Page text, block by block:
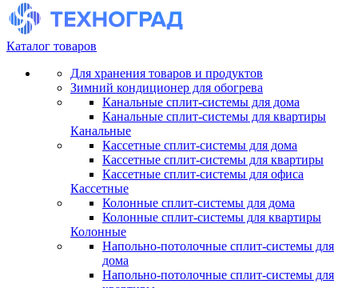
Каталог товаров
Для хранения товаров и продуктов
Зимний кондиционер для обогрева
Канальные сплит-системы для дома
Канальные сплит-системы для квартиры
Канальные
Кассетные сплит-системы для дома
Кассетные сплит-системы для квартиры
Кассетные сплит-системы для офиса
Кассетные
Колонные сплит-системы для дома
Колонные сплит-системы для квартиры
Колонные
Напольно-потолочные сплит-системы для
дома
Напольно-потолочные сплит-системы для